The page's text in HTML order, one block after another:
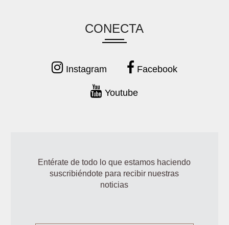
CONECTA
Instagram Facebook
Youtube
Entérate de todo lo que estamos haciendo
suscribiéndote para recibir nuestras
noticias